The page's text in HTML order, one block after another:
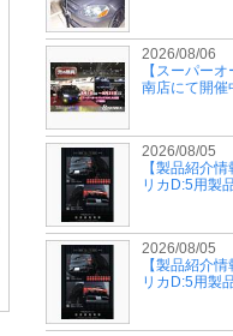
2026/08/06
【スーパー
南店にて開催
2026/08/05
【製品紹介
リカD:5用製
2026/08/05
【製品紹介
リカD:5用製